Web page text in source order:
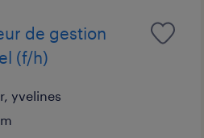
de gestion
(f/h)
yvelines